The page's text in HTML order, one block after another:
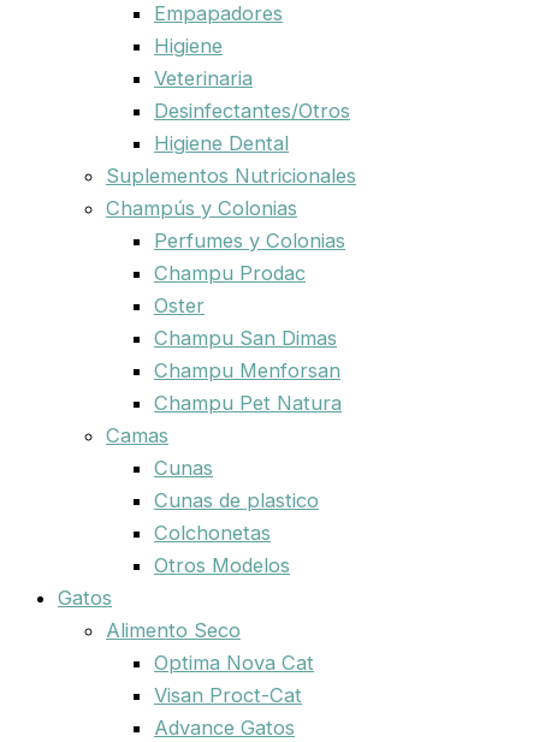
Empapadores
Higiene
Veterinaria
Desinfectantes/Otros
Higiene Dental
Suplementos Nutricionales
Champús y Colonias
Perfumes y Colonias
Champu Prodac
Oster
Champu San Dimas
Champu Menforsan
Champu Pet Natura
Camas
Cunas
Cunas de plastico
Colchonetas
Otros Modelos
Gatos
Alimento Seco
Optima Nova Cat
Visan Proct-Cat
Advance Gatos